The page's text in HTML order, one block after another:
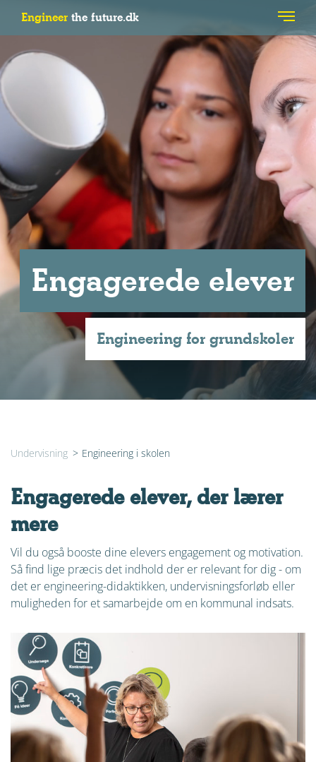
Engineer the future.dk
Engagerede elever
Engineering for grundskoler
Undervisning > Engineering i skolen
Engagerede elever, der lærer
mere
Vil du også booste dine elevers engagement og motivation.
Så find lige præcis det indhold der er relevant for dig - om
det er engineering-didaktikken, undervisningsforløb eller
muligheden for et samarbejde om en kommunal indsats.